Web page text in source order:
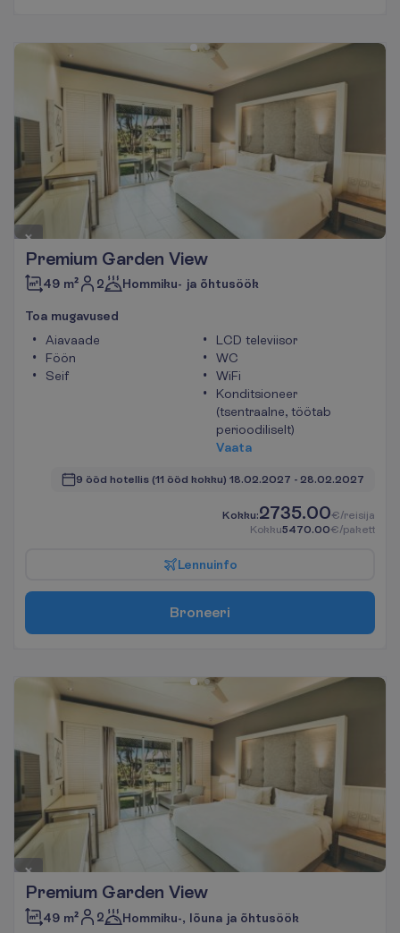
Premium Garden View
49 m² 2 Hommiku- ja õhtusöök
Toa mugavused
Aiavaade
Föön
Seif
LCD televiisor
WC
WiFi
Konditsioneer
(tsentraalne, töötab
perioodiliselt)
Vaata
9 ööd hotellis (11 ööd kokku) 18.02.2027 - 28.02.2027
Kokku:2735.00€/reisija
Kokku5470.00€/pakett
Lennuinfo
Broneeri
Premium Garden View
49 m² 2 Hommiku-, lõuna ja õhtusöök